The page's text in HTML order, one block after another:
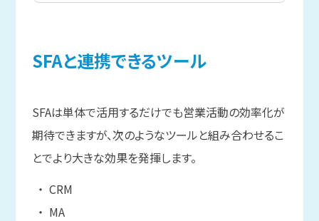
SFAと連携できるツール
SFAは単体で活用するだけでも営業活動の効率化が
期待できますが、次のようなツールと組み合わせるこ
とでより大きな効果を発揮します。
CRM
MA